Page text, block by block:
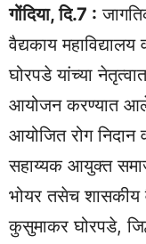
गोंदिया, दि.7 :
वैद्यकाय
घोरपडे यांच्या
आयोजन करण्यात
आयोजित रोग निदान
सहाय्यक आयुक्त
भोयर तसेच शासकीय
कुसुमाकर घोरपडे,